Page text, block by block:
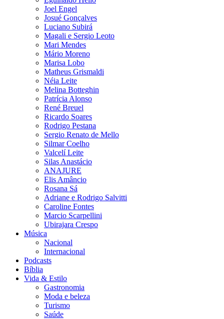
Joel Engel
Josué Gonçalves
Luciano Subirá
Magali e Sergio Leoto
Mari Mendes
Mário Moreno
Marisa Lobo
Matheus Grismaldi
Néia Leite
Melina Botteghin
Patrícia Alonso
René Breuel
Ricardo Soares
Rodrigo Pestana
Sergio Renato de Mello
Silmar Coelho
Valcelí Leite
Silas Anastácio
ANAJURE
Elis Amâncio
Rosana Sá
Adriane e Rodrigo Salvitti
Caroline Fontes
Marcio Scarpellini
Ubirajara Crespo
Música
Nacional
Internacional
Podcasts
Bíblia
Vida & Estilo
Gastronomia
Moda e beleza
Turismo
Saúde